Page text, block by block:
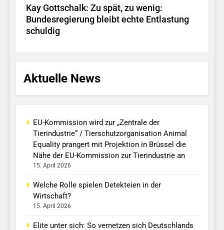
Kay Gottschalk: Zu spät, zu wenig:
Bundesregierung bleibt echte Entlastung
schuldig
Aktuelle News
EU-Kommission wird zur „Zentrale der
Tierindustrie“ / Tierschutzorganisation Animal
Equality prangert mit Projektion in Brüssel die
Nähe der EU-Kommission zur Tierindustrie an
15. April 2026
Welche Rolle spielen Detekteien in der
Wirtschaft?
15. April 2026
Elite unter sich: So vernetzen sich Deutschlands